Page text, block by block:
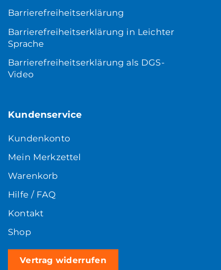
Barrierefreiheitserklärung
Barrierefreiheitserklärung in Leichter
Sprache
Barrierefreiheitserklärung als DGS-
Video
Kundenservice
Kundenkonto
Mein Merkzettel
Warenkorb
Hilfe / FAQ
Kontakt
Shop
Vertrag widerrufen